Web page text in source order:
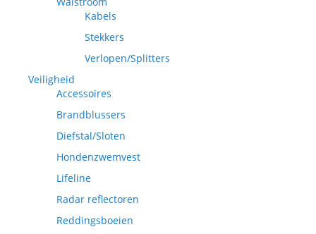
Kabels
Stekkers
Verlopen/Splitters
Veiligheid
Accessoires
Brandblussers
Diefstal/Sloten
Hondenzwemvest
Lifeline
Radar reflectoren
Reddingsboeien